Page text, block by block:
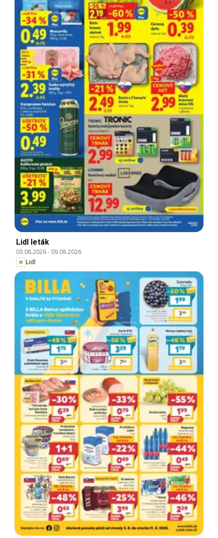
Lidl leták
03.08.2026- 09.08.2026
Lidl